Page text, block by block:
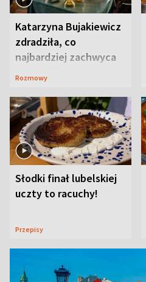
Katarzyna Bujakiewicz
zdradziła, co
najbardziej zachwyca
ją w Lublinie
Rozmowy
Słodki finał lubelskiej
uczty to racuchy!
Przepisy